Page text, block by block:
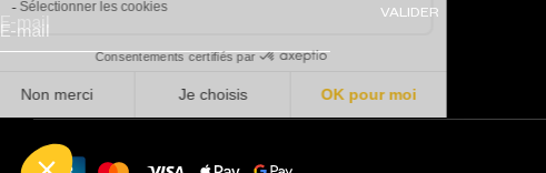
E-mail
VALIDER
Moyens de paiement